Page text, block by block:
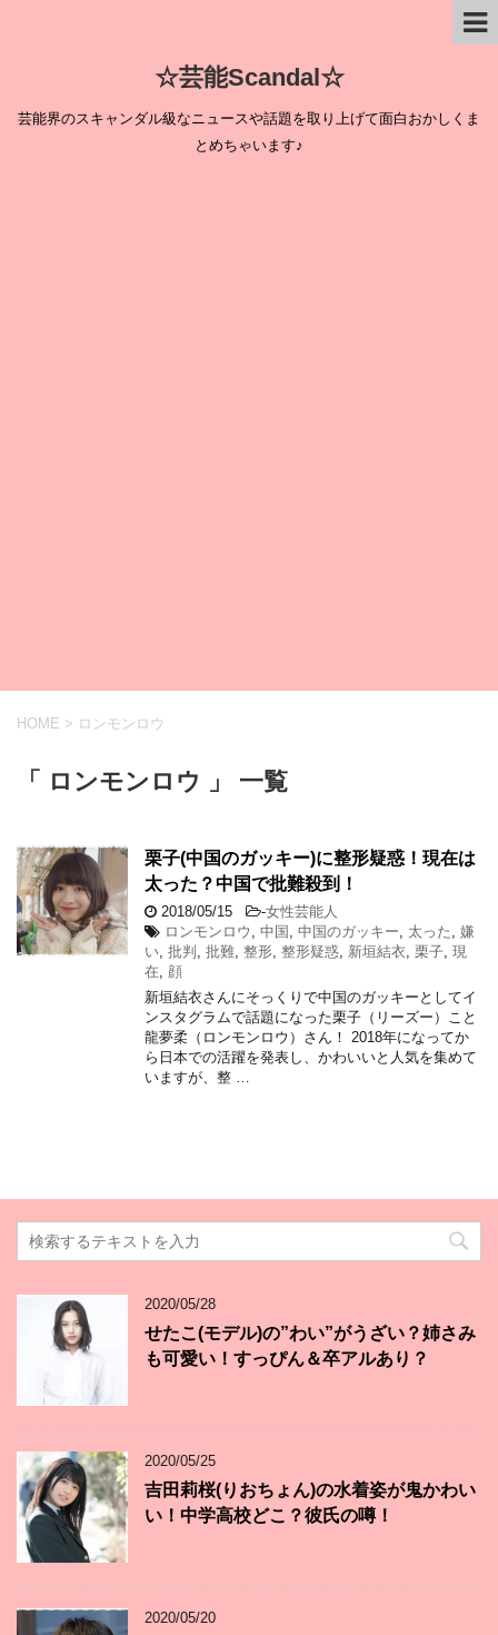
☆芸能Scandal☆
芸能界のスキャンダル級なニュースや話題を取り上げて面白おかしくま
とめちゃいます♪
HOME > ロンモンロウ
「 ロンモンロウ 」 一覧
栗子(中国のガッキー)に整形疑惑！現在は
太った？中国で批難殺到！
2018/05/15 -女性芸能人
ロンモンロウ
中国 中国のガッキー 太った 嫌
い 批判 批難 整形 整形疑惑 新垣結衣 栗子 現
在
顔
新垣結衣さんにそっくりで中国のガッキーとしてイ
ンスタグラムで話題になった栗子（リーズー）こと
龍夢柔（ロンモンロウ）さん！ 2018年になってか
ら日本での活躍を発表し、かわいいと人気を集めて
いますが、整 …
2020/05/28
せたこ(モデル)の”わい”がうざい？姉さみ
も可愛い！すっぴん＆卒アルあり？
2020/05/25
吉田莉桜(りおちょん)の水着姿が鬼かわい
い！中学高校どこ？彼氏の噂！
2020/05/20